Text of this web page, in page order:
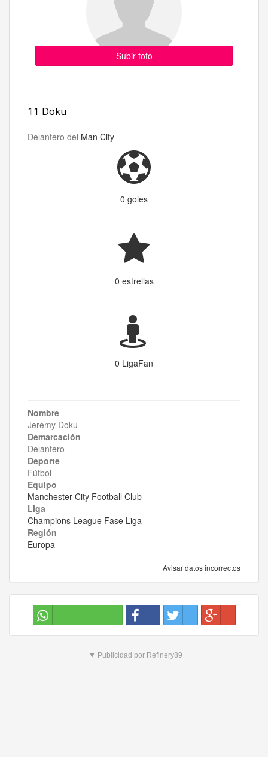
Subir foto
11 Doku
Delantero del Man City
0 goles
0 estrellas
0 LigaFan
Nombre
Jeremy Doku
Demarcación
Delantero
Deporte
Fútbol
Equipo
Manchester City Football Club
Liga
Champions League Fase Liga
Región
Europa
Avisar datos incorrectos
▼ Publicidad por Refinery89